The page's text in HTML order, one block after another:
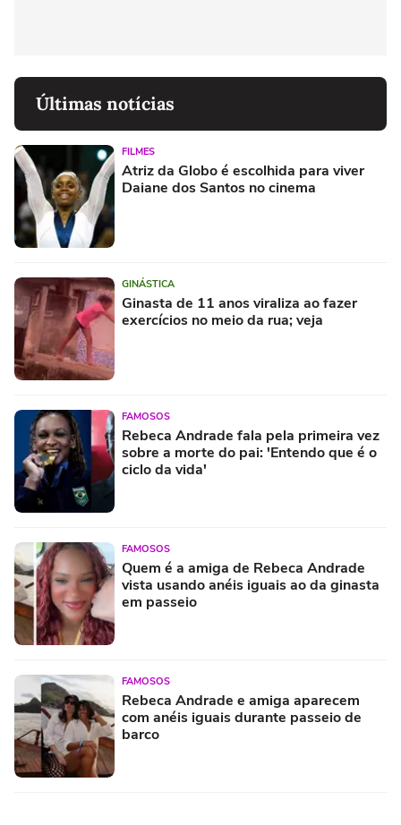
Últimas notícias
FILMES
Atriz da Globo é escolhida para viver
Daiane dos Santos no cinema
GINÁSTICA
Ginasta de 11 anos viraliza ao fazer
exercícios no meio da rua; veja
FAMOSOS
Rebeca Andrade fala pela primeira vez
sobre a morte do pai: 'Entendo que é o
ciclo da vida'
FAMOSOS
Quem é a amiga de Rebeca Andrade
vista usando anéis iguais ao da ginasta
em passeio
FAMOSOS
Rebeca Andrade e amiga aparecem
com anéis iguais durante passeio de
barco